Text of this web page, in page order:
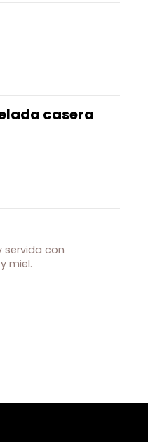
casera
servida con
miel.